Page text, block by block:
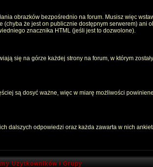
obrazków bezpośrednio na forum. Musisz więc
że jest on publicznie dostępnym serwerem)
znacznika HTML (jeśli jest to dozwolone).
się na górze każdej strony na forum, w którym
są dosyć ważne, więc w miarę możliwości
dalszych odpowiedzi oraz każda zawarta w nich
Użytkowników i Grupy